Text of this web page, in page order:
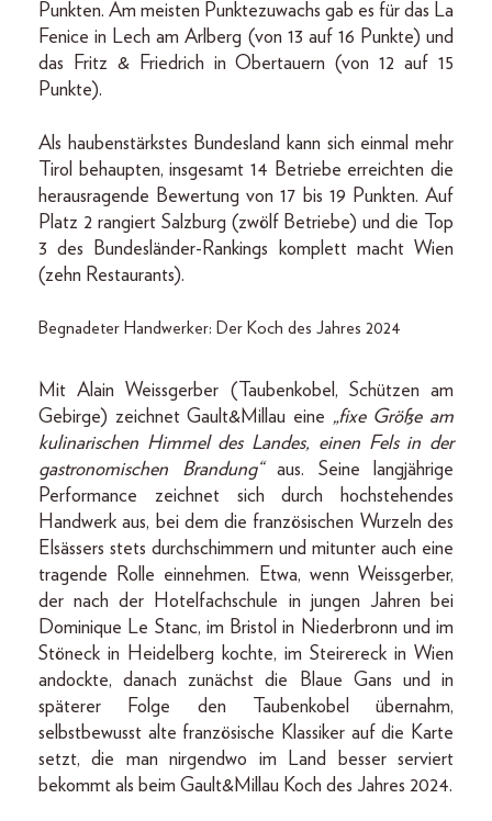
Punkten. Am meisten Punktezuwachs gab es für das La
Fenice in Lech am Arlberg (von 13 auf 16 Punkte) und
das Fritz & Friedrich in Obertauern (von 12 auf 15
Punkte).
Als haubenstärkstes Bundesland kann sich einmal mehr
Tirol behaupten, insgesamt 14 Betriebe erreichten die
herausragende Bewertung von 17 bis 19 Punkten. Auf
Platz 2 rangiert Salzburg (zwölf Betriebe) und die Top
3 des Bundesländer-Rankings komplett macht Wien
(zehn Restaurants).
Begnadeter Handwerker: Der Koch des Jahres 2024
Mit Alain Weissgerber (Taubenkobel, Schützen am
Gebirge) zeichnet Gault&Millau eine „fixe Größe am
kulinarischen Himmel des Landes, einen Fels in der
gastronomischen Brandung“ aus. Seine langjährige
Performance zeichnet sich durch hochstehendes
Handwerk aus, bei dem die französischen Wurzeln des
Elsässers stets durchschimmern und mitunter auch eine
tragende Rolle einnehmen. Etwa, wenn Weissgerber,
der nach der Hotelfachschule in jungen Jahren bei
Dominique Le Stanc, im Bristol in Niederbronn und im
Stöneck in Heidelberg kochte, im Steirereck in Wien
andockte, danach zunächst die Blaue Gans und in
späterer Folge den Taubenkobel übernahm,
selbstbewusst alte französische Klassiker auf die Karte
setzt, die man nirgendwo im Land besser serviert
bekommt als beim Gault&Millau Koch des Jahres 2024.